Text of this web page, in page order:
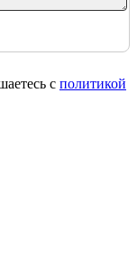
с политикой